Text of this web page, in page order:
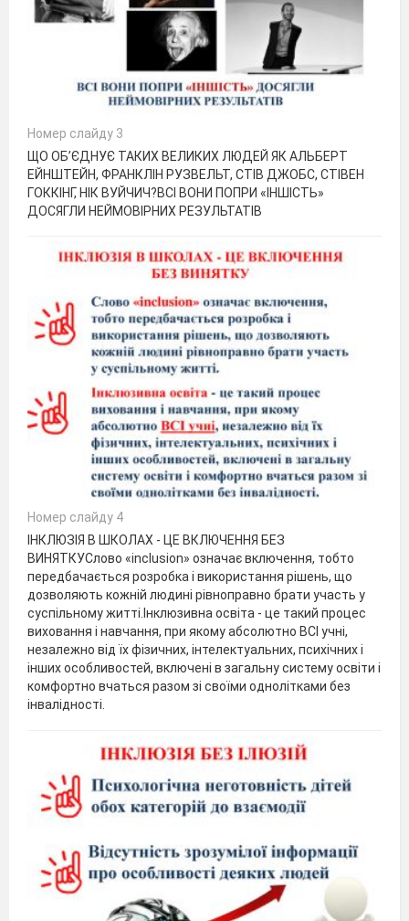
Номер слайду 3
ЩО ОБ’ЄДНУЄ ТАКИХ ВЕЛИКИХ ЛЮДЕЙ ЯК АЛЬБЕРТ
ЕЙНШТЕЙН, ФРАНКЛІН РУЗВЕЛЬТ, СТІВ ДЖОБС, СТІВЕН
ГОККІНГ, НІК ВУЙЧИЧ?ВСІ ВОНИ ПОПРИ «ІНШІСТЬ»
ДОСЯГЛИ НЕЙМОВІРНИХ РЕЗУЛЬТАТІВ
Номер слайду 4
ІНКЛЮЗІЯ В ШКОЛАХ - ЦЕ ВКЛЮЧЕННЯ БЕЗ
ВИНЯТКУСлово «inclusion» означає включення, тобто
передбачається розробка і використання рішень, що
дозволяють кожній людині рівноправно брати участь у
суспільному житті.Інклюзивна освіта - це такий процес
виховання і навчання, при якому абсолютно ВСІ учні,
незалежно від їх фізичних, інтелектуальних, психічних і
інших особливостей, включені в загальну систему освіти і
комфортно вчаться разом зі своїми однолітками без
інвалідності.